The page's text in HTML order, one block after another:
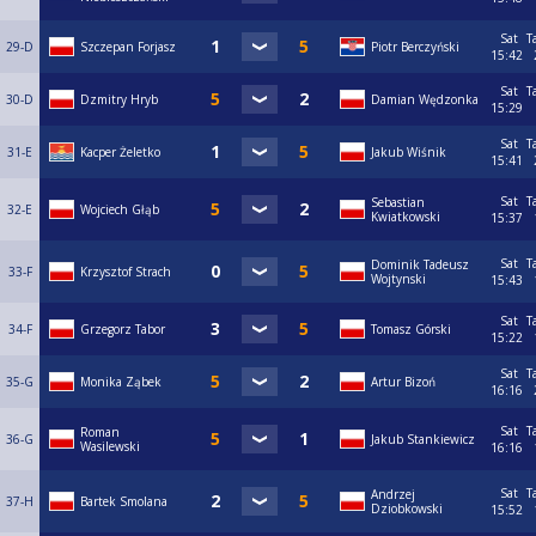
29-D Szczepan Forjasz Piotr Berczyński
Sat
15:42
30-D Dzmitry Hryb Damian Wędzonka
Sat
15:29
31-E Kacper Żeletko Jakub Wiśnik
Sat
15:41
32-E Wojciech Głąb
Sebastian
Kwiatkowski
Sat
15:37
33-F Krzysztof Strach
Dominik Tadeusz
Wojtynski
Sat
15:43
34-F Grzegorz Tabor Tomasz Górski
Sat
15:22
35-G Monika Ząbek Artur Bizoń
Sat
16:16
36-G
Roman
Wasilewski
Jakub Stankiewicz
Sat
16:16
37-H Bartek Smolana
Andrzej
Dziobkowski
Sat
15:52